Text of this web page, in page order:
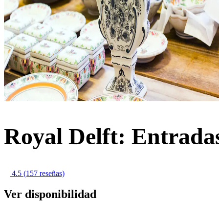
Royal Delft:
4.5 (157 reseñas)
Ver disponibilidad